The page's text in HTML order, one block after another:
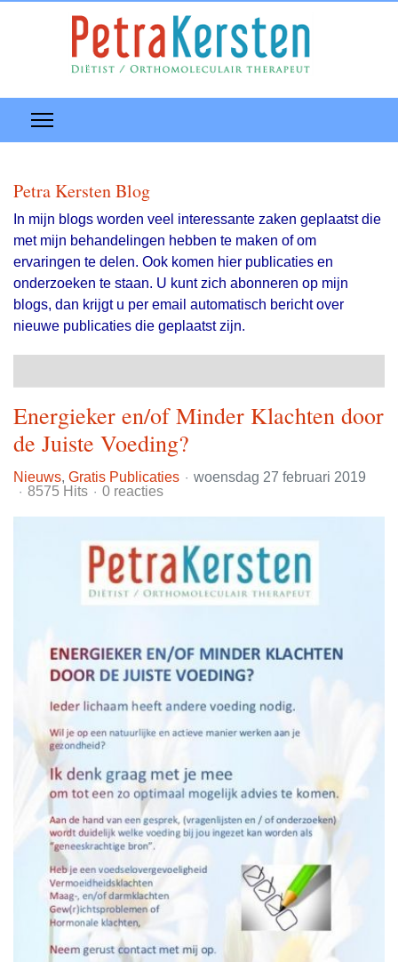
Petra Kersten Blog
In mijn blogs worden veel interessante zaken geplaatst die
met mijn behandelingen hebben te maken of om
ervaringen te delen. Ook komen hier publicaties en
onderzoeken te staan. U kunt zich abonneren op mijn
blogs, dan krijgt u per email automatisch bericht over
nieuwe publicaties die geplaatst zijn.
Energieker en/of Minder Klachten door
de Juiste Voeding?
Nieuws Gratis Publicaties
woensdag 27 februari 2019
8575 Hits
0 reacties